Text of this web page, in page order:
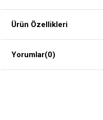
Ürün Özellikleri
Yorumlar(0)